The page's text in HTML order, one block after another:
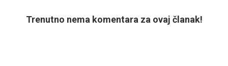
Trenutno nema komentara za ovaj članak!